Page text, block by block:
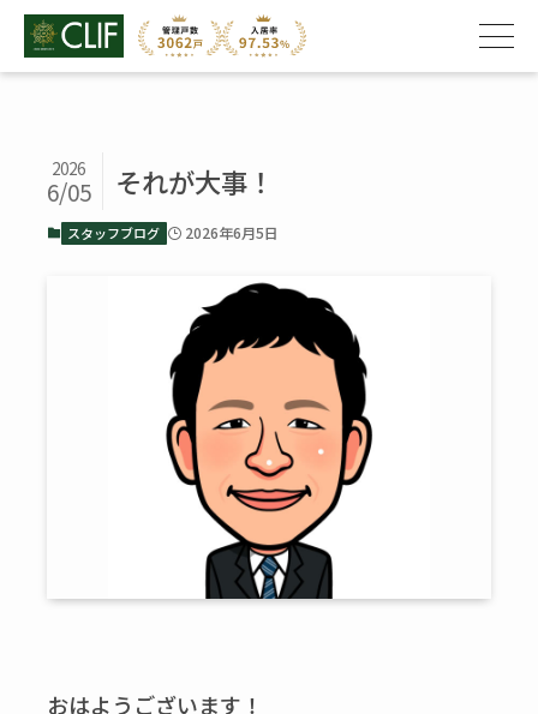
それが大事！
2026
6/05
スタッフブログ 2026年6月5日
おはようございます！